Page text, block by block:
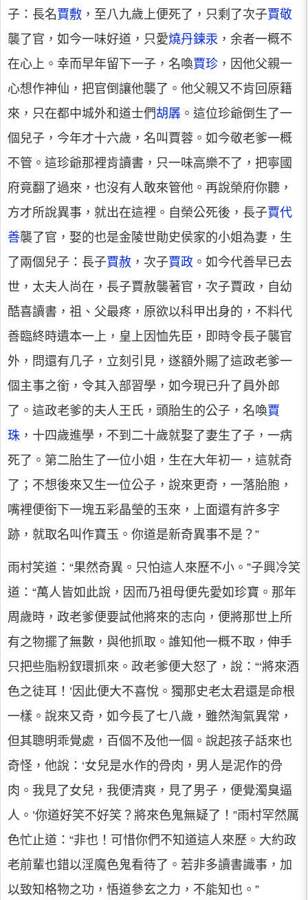
子：長名 賈敷 ，至八九歲上便死了，只剩了次子賈敬
襲了官，如今一味好道，只愛燒丹鍊汞 ，余者一概不
在心上。幸而早年留下一子，名喚賈珍 ，因他父親一
心想作神仙，把官倒讓他襲了。他父親又不肯回原籍
來，只在都中城外和道士們胡羼 。這位珍爺倒生了一
個兒子，今年才十六歲，名叫賈蓉。如今敬老爹一概
不管。這珍爺那裡肯讀書，只一味高樂不了，把寧國
府竟翻了過來，也沒有人敢來管他。再說榮府你聽，
方才所說異事，就出在這裡。自榮公死後，長子賈代
善襲了官，娶的也是金陵世勛史侯家的小姐為妻，生
了兩個兒子：長子賈赦 ，次子賈政 。如今代善早已去
世，太夫人尚在，長子賈赦襲著官，次子賈政，自幼
酷喜讀書，祖、父最疼，原欲以科甲出身的，不料代
善臨終時遺本一上，皇上因恤先臣，即時令長子襲官
外，問還有几子，立刻引見，遂額外賜了這政老爹一
個主事之銜，令其入部習學，如今現已升了員外郎
了。這政老爹的夫人王氏，頭胎生的公子，名喚賈
珠 ，十四歲進學，不到二十歲就娶了妻生了子，一病
死了。第二胎生了一位小姐，生在大年初一，這就奇
了；不想後來又生一位公子，說來更奇，一落胎胞，
嘴裡便銜下一塊五彩晶瑩的玉來，上面還有許多字
跡，就取名叫作寶玉。你道是新奇異事不是？”
雨村笑道：“果然奇異。只怕這人來歷不小。”子興冷笑
道：“萬人皆如此說，因而乃祖母便先愛如珍寶。那年
周歲時，政老爹便要試他將來的志向，便將那世上所
有之物擺了無數，與他抓取。誰知他一概不取，伸手
只把些脂粉釵環抓來。政老爹便大怒了，說：“‘將來酒
色之徒耳！’因此便大不喜悅。獨那史老太君還是命根
一樣。說來又奇，如今長了七八歲，雖然淘氣異常，
但其聰明乖覺處，百個不及他一個。說起孩子話來也
奇怪，他說：‘女兒是水作的骨肉，男人是泥作的骨
肉。我見了女兒，我便清爽，見了男子，便覺濁臭逼
人。’你道好笑不好笑？將來色鬼無疑了！”雨村罕然厲
色忙止道：“非也！可惜你們不知道這人來歷。大約政
老前輩也錯以淫魔色鬼看待了。若非多讀書識事，加
以致知格物之功，悟道參玄之力，不能知也。”